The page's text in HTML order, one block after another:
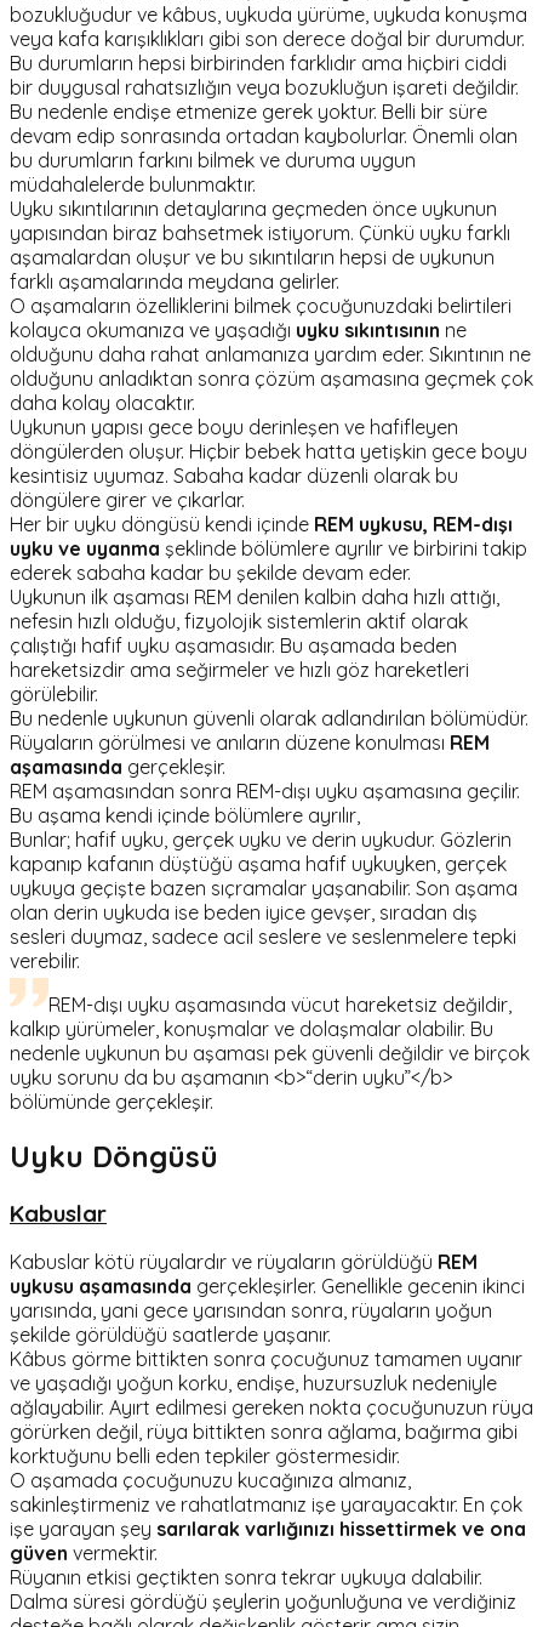
bozukluğudur ve kâbus, uykuda yürüme, uykuda konuşma
veya kafa karışıklıkları gibi son derece doğal bir durumdur.
Bu durumların hepsi birbirinden farklıdır ama hiçbiri ciddi
bir duygusal rahatsızlığın veya bozukluğun işareti değildir.
Bu nedenle endişe etmenize gerek yoktur. Belli bir süre
devam edip sonrasında ortadan kaybolurlar. Önemli olan
bu durumların farkını bilmek ve duruma uygun
müdahalelerde bulunmaktır.
Uyku sıkıntılarının detaylarına geçmeden önce uykunun
yapısından biraz bahsetmek istiyorum. Çünkü uyku farklı
aşamalardan oluşur ve bu sıkıntıların hepsi de uykunun
farklı aşamalarında meydana gelirler.
O aşamaların özelliklerini bilmek çocuğunuzdaki belirtileri
kolayca okumanıza ve yaşadığı uyku sıkıntısının ne
olduğunu daha rahat anlamanıza yardım eder. Sıkıntının ne
olduğunu anladıktan sonra çözüm aşamasına geçmek çok
daha kolay olacaktır.
Uykunun yapısı gece boyu derinleşen ve hafifleyen
döngülerden oluşur. Hiçbir bebek hatta yetişkin gece boyu
kesintisiz uyumaz. Sabaha kadar düzenli olarak bu
döngülere girer ve çıkarlar.
Her bir uyku döngüsü kendi içinde REM uykusu, REM-dışı
uyku ve uyanma şeklinde bölümlere ayrılır ve birbirini takip
ederek sabaha kadar bu şekilde devam eder.
Uykunun ilk aşaması REM denilen kalbin daha hızlı attığı,
nefesin hızlı olduğu, fizyolojik sistemlerin aktif olarak
çalıştığı hafif uyku aşamasıdır. Bu aşamada beden
hareketsizdir ama seğirmeler ve hızlı göz hareketleri
görülebilir.
Bu nedenle uykunun güvenli olarak adlandırılan bölümüdür.
Rüyaların görülmesi ve anıların düzene konulması REM
aşamasında gerçekleşir.
REM aşamasından sonra REM-dışı uyku aşamasına geçilir.
Bu aşama kendi içinde bölümlere ayrılır,
Bunlar; hafif uyku, gerçek uyku ve derin uykudur. Gözlerin
kapanıp kafanın düştüğü aşama hafif uykuyken, gerçek
uykuya geçişte bazen sıçramalar yaşanabilir. Son aşama
olan derin uykuda ise beden iyice gevşer, sıradan dış
sesleri duymaz, sadece acil seslere ve seslenmelere tepki
verebilir.
REM-dışı uyku aşamasında vücut hareketsiz değildir,
kalkıp yürümeler, konuşmalar ve dolaşmalar olabilir. Bu
nedenle uykunun bu aşaması pek güvenli değildir ve birçok
uyku sorunu da bu aşamanın <b>“derin uyku”</b>
bölümünde gerçekleşir.
Uyku Döngüsü
Kabuslar
Kabuslar kötü rüyalardır ve rüyaların görüldüğü REM
uykusu aşamasında gerçekleşirler. Genellikle gecenin ikinci
yarısında, yani gece yarısından sonra, rüyaların yoğun
şekilde görüldüğü saatlerde yaşanır.
Kâbus görme bittikten sonra çocuğunuz tamamen uyanır
ve yaşadığı yoğun korku, endişe, huzursuzluk nedeniyle
ağlayabilir. Ayırt edilmesi gereken nokta çocuğunuzun rüya
görürken değil, rüya bittikten sonra ağlama, bağırma gibi
korktuğunu belli eden tepkiler göstermesidir.
O aşamada çocuğunuzu kucağınıza almanız,
sakinleştirmeniz ve rahatlatmanız işe yarayacaktır. En çok
işe yarayan şey sarılarak varlığınızı hissettirmek ve ona
güven vermektir.
Rüyanın etkisi geçtikten sonra tekrar uykuya dalabilir.
Dalma süresi gördüğü şeylerin yoğunluğuna ve verdiğiniz